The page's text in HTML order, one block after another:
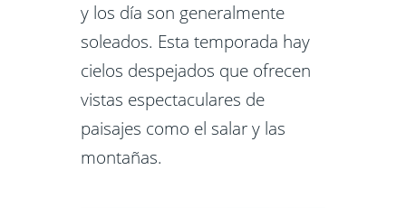
y los día son generalmente
soleados. Esta temporada hay
cielos despejados que ofrecen
vistas espectaculares de
paisajes como el salar y las
montañas.